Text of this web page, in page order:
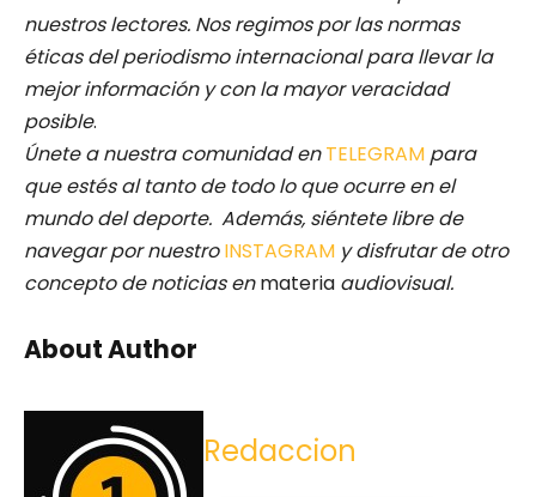
nuestros lectores. Nos regimos por las normas
éticas del periodismo internacional para llevar la
mejor información y con la mayor veracidad
posible.
Únete a nuestra comunidad enTELEGRAM para
que estés al tanto de todo lo que ocurre en el
mundo del deporte. Además, siéntete libre de
navegar por nuestro INSTAGRAM y disfrutar de otro
concepto de noticias enmateria audiovisual.
About Author
Redaccion